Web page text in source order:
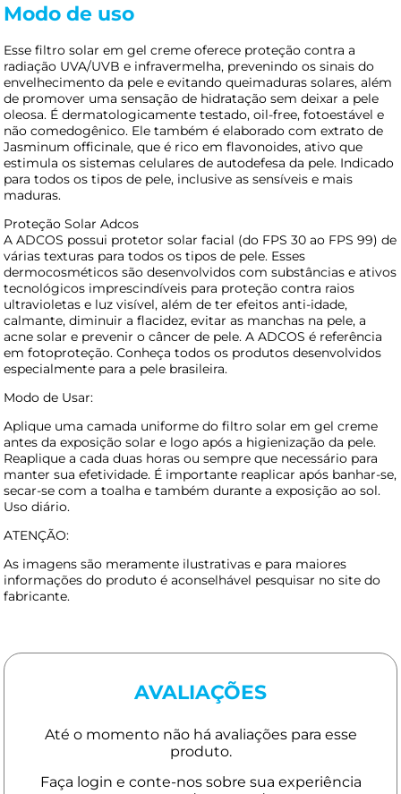
Modo de uso
Esse filtro solar em gel creme oferece proteção contra a
radiação UVA/UVB e infravermelha, prevenindo os sinais do
envelhecimento da pele e evitando queimaduras solares, além
de promover uma sensação de hidratação sem deixar a pele
oleosa. É dermatologicamente testado, oil-free, fotoestável e
não comedogênico. Ele também é elaborado com extrato de
Jasminum officinale, que é rico em flavonoides, ativo que
estimula os sistemas celulares de autodefesa da pele. Indicado
para todos os tipos de pele, inclusive as sensíveis e mais
maduras.
Proteção Solar Adcos
A ADCOS possui protetor solar facial (do FPS 30 ao FPS 99) de
várias texturas para todos os tipos de pele. Esses
dermocosméticos são desenvolvidos com substâncias e ativos
tecnológicos imprescindíveis para proteção contra raios
ultravioletas e luz visível, além de ter efeitos anti-idade,
calmante, diminuir a flacidez, evitar as manchas na pele, a
acne solar e prevenir o câncer de pele. A ADCOS é referência
em fotoproteção. Conheça todos os produtos desenvolvidos
especialmente para a pele brasileira.
Modo de Usar:
Aplique uma camada uniforme do filtro solar em gel creme
antes da exposição solar e logo após a higienização da pele.
Reaplique a cada duas horas ou sempre que necessário para
manter sua efetividade. É importante reaplicar após banhar-se,
secar-se com a toalha e também durante a exposição ao sol.
Uso diário.
ATENÇÃO:
As imagens são meramente ilustrativas e para maiores
informações do produto é aconselhável pesquisar no site do
fabricante.
AVALIAÇÕES